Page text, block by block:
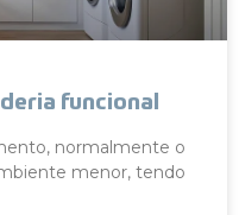
funcional
normalmente o
menor, tendo